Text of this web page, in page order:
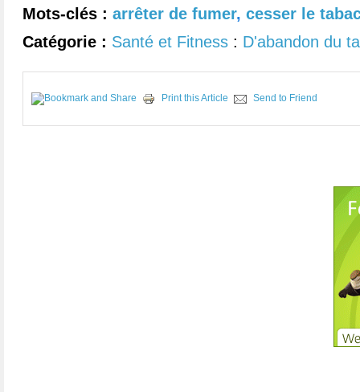
Mots-clés : arrêter de fumer, cesser le
Catégorie : Santé et Fitness : D'abandon du
Print this Article Send to Friend